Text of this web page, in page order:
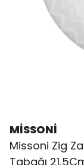
MİSSONİ
Missoni Zig
Tabağı